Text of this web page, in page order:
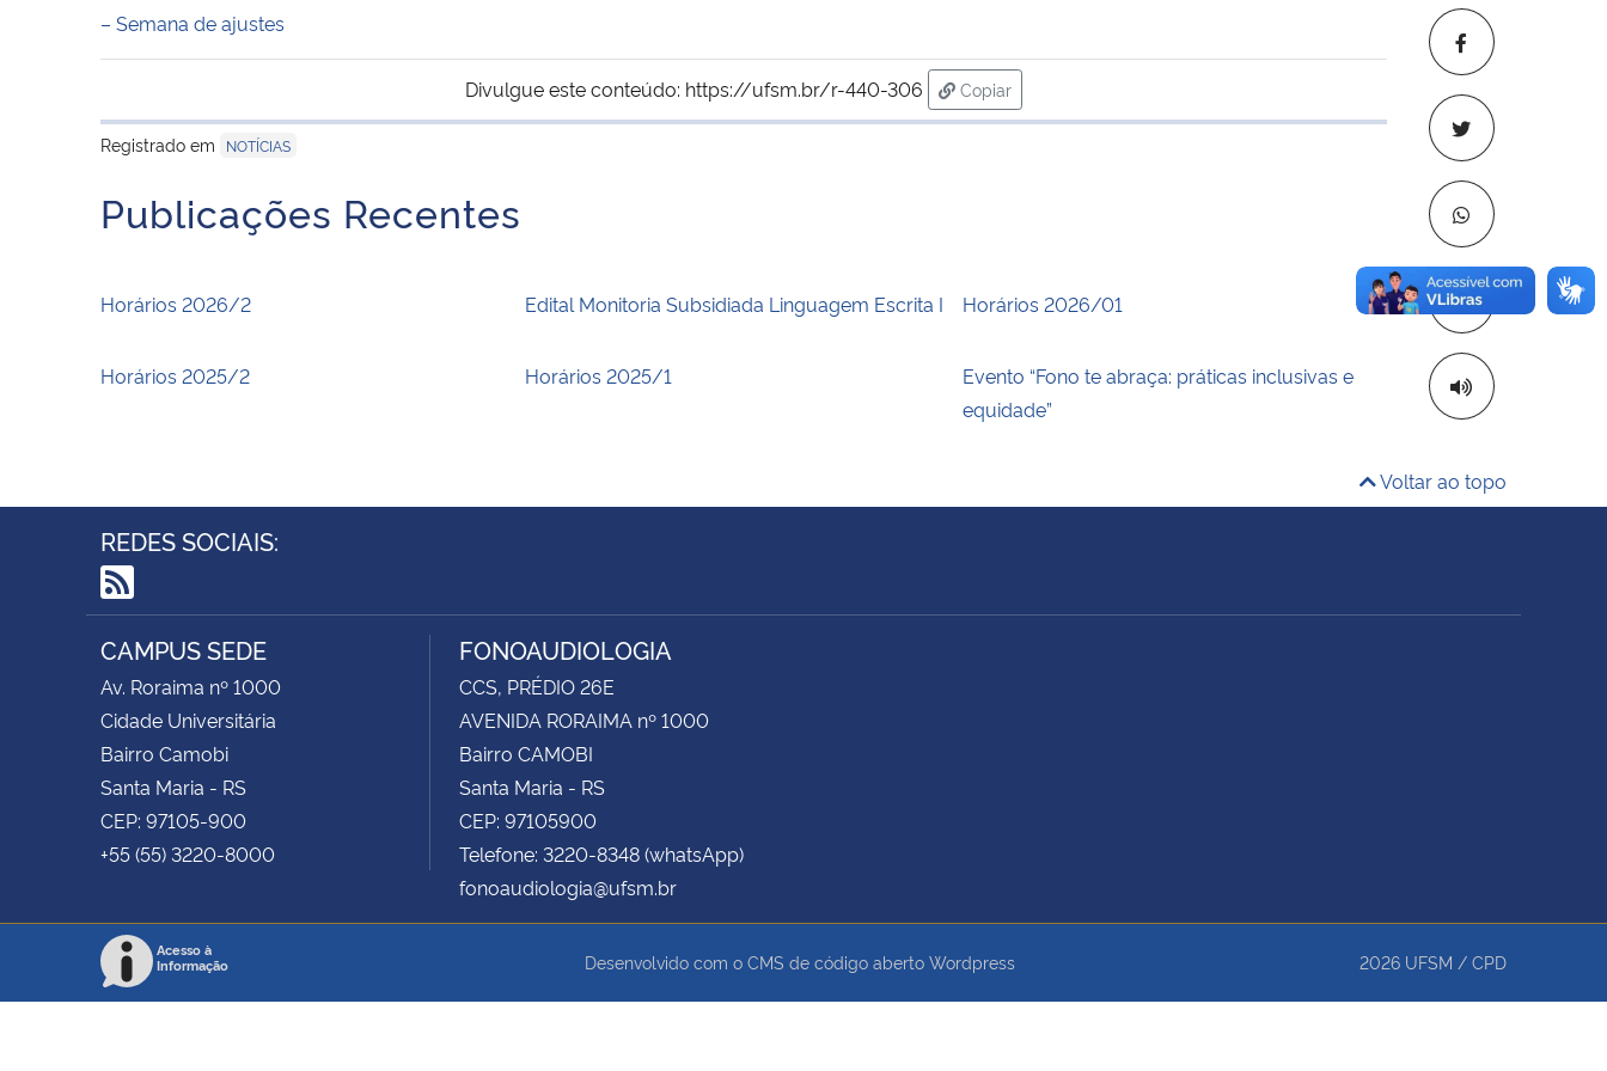
Copiar para
– Semana de ajustes
Divulgue este conteúdo: https://ufsm.br/r-440-306
Copiar
para área de transferência
Registrado em
NOTÍCIAS
Publicações Recentes
Horários 2026/2 Edital Monitoria Subsidiada Linguagem Escrita I Horários 2026/01
Horários 2025/2 Horários 2025/1
Evento “Fono te abraça: práticas inclusivas e
equidade”
Voltar ao topo
REDES SOCIAIS:
RSS
CAMPUS SEDE
Av. Roraima nº 1000
Cidade Universitária
Bairro Camobi
Santa Maria - RS
CEP: 97105-900
+55 (55) 3220-8000
FONOAUDIOLOGIA
CCS, PRÉDIO 26E
AVENIDA RORAIMA nº 1000
Bairro CAMOBI
Santa Maria - RS
CEP: 97105900
Telefone: 3220-8348 (whatsApp)
fonoaudiologia@ufsm.br
Acesso à
Informação
Desenvolvido com o CMS de código aberto Wordpress 2026 UFSM / CPD